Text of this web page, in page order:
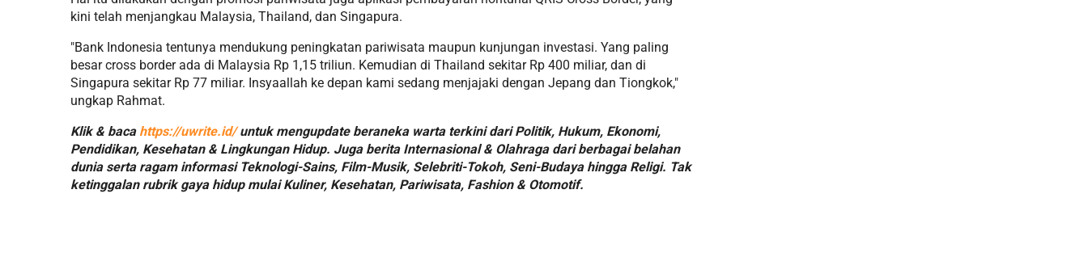
kini telah menjangkau Malaysia, Thailand, dan Singapura.
"Bank Indonesia tentunya mendukung peningkatan pariwisata maupun kunjungan investasi. Yang paling
besar cross border ada di Malaysia Rp 1,15 triliun. Kemudian di Thailand sekitar Rp 400 miliar, dan di
Singapura sekitar Rp 77 miliar. Insyaallah ke depan kami sedang menjajaki dengan Jepang dan Tiongkok,"
ungkap Rahmat.
Klik & baca https://uwrite.id/untuk mengupdate beraneka warta terkini dari Politik, Hukum, Ekonomi,
Pendidikan, Kesehatan & Lingkungan Hidup. Juga berita Internasional & Olahraga dari berbagai belahan
dunia serta ragam informasi Teknologi-Sains, Film-Musik, Selebriti-Tokoh, Seni-Budaya hingga Religi. Tak
ketinggalan rubrik gaya hidup mulai Kuliner, Kesehatan, Pariwisata, Fashion & Otomotif.